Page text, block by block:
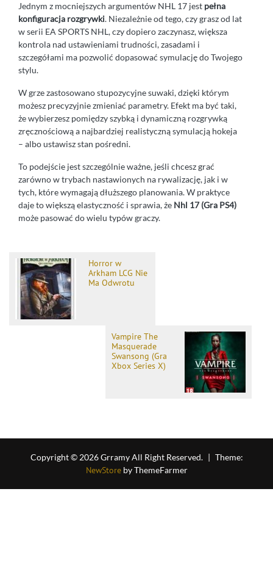
Jednym z mocniejszych argumentów NHL 17 jest pełna
konfiguracja rozgrywki. Niezależnie od tego, czy grasz od lat
w serii EA SPORTS NHL, czy dopiero zaczynasz, większa
kontrola nad ustawieniami trudności, zasadami i
szczegółami ma pozwolić dopasować symulację do Twojego
stylu.
W grze zastosowano stupozycyjne suwaki, dzięki którym
możesz precyzyjnie zmieniać parametry. Efekt ma być taki,
że wybierzesz pomiędzy szybką i dynamiczną rozgrywką
zręcznościową a najbardziej realistyczną symulacją hokeja
– albo ustawisz stan pośredni.
To podejście jest szczególnie ważne, jeśli chcesz grać
zarówno w trybach nastawionych na rywalizację, jak i w
tych, które wymagają dłuższego planowania. W praktyce
daje to większą elastyczność i sprawia, że Nhl 17 (Gra PS4)
może pasować do wielu typów graczy.
Horror w
Arkham LCG Nie
Ma Odwrotu
Vampire The
Masquerade
Swansong (Gra
Xbox Series X)
Copyright © 2026 Grramy All Right Reserved. | Theme:
NewStoreby ThemeFarmer